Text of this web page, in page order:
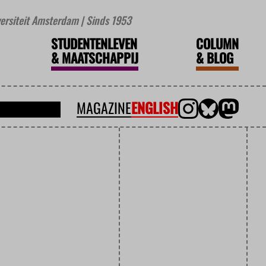
Amsterdam | Sinds 1953
STUDENTENLEVEN
&MAATSCHAPPIJ
COLUMN
&BLOG
MAGAZINEENGLISH